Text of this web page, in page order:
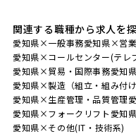
関連する職種から求人を
愛知県×一般事務愛知県×営
愛知県×コールセンター(テレ
愛知県×貿易・国際事務愛知
愛知県×製造（組立・組み付け
愛知県×生産管理・品質管理
愛知県×フォークリフト 愛知
愛知県×その他(IT・技術系)